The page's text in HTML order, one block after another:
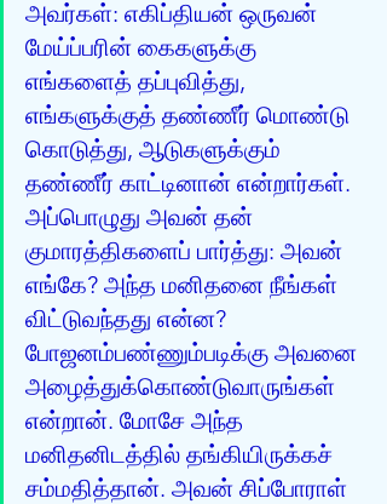
அவர்கள்: எகிப்தியன் ஒருவன்
மேய்ப்பரின் கைகளுக்கு
எங்களைத் தப்புவித்து,
எங்களுக்குத் தண்ணீர் மொண்டு
கொடுத்து, ஆடுகளுக்கும்
தண்ணீர் காட்டினான் என்றார்கள்.
அப்பொழுது அவன் தன்
குமாரத்திகளைப் பார்த்து: அவன்
எங்கே? அந்த மனிதனை நீங்கள்
விட்டுவந்தது என்ன?
போஜனம்பண்ணும்படிக்கு அவனை
அழைத்துக்கொண்டுவாருங்கள்
என்றான். மோசே அந்த
மனிதனிடத்தில் தங்கியிருக்கச்
சம்மதித்தான். அவன் சிப்போராள்